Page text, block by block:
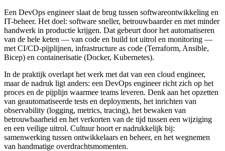
Een DevOps engineer slaat de brug tussen softwareontwikkeling en
IT-beheer. Het doel: software sneller, betrouwbaarder en met minder
handwerk in productie krijgen. Dat gebeurt door het automatiseren
van de hele keten — van code en build tot uitrol en monitoring —
met CI/CD-pijplijnen, infrastructure as code (Terraform, Ansible,
Bicep) en containerisatie (Docker, Kubernetes).
In de praktijk overlapt het werk met dat van een cloud engineer,
maar de nadruk ligt anders: een DevOps engineer richt zich op het
proces en de pijplijn waarmee teams leveren. Denk aan het opzetten
van geautomatiseerde tests en deployments, het inrichten van
observability (logging, metrics, tracing), het bewaken van
betrouwbaarheid en het verkorten van de tijd tussen een wijziging
en een veilige uitrol. Cultuur hoort er nadrukkelijk bij:
samenwerking tussen ontwikkelaars en beheer, en het wegnemen
van handmatige overdrachtsmomenten.